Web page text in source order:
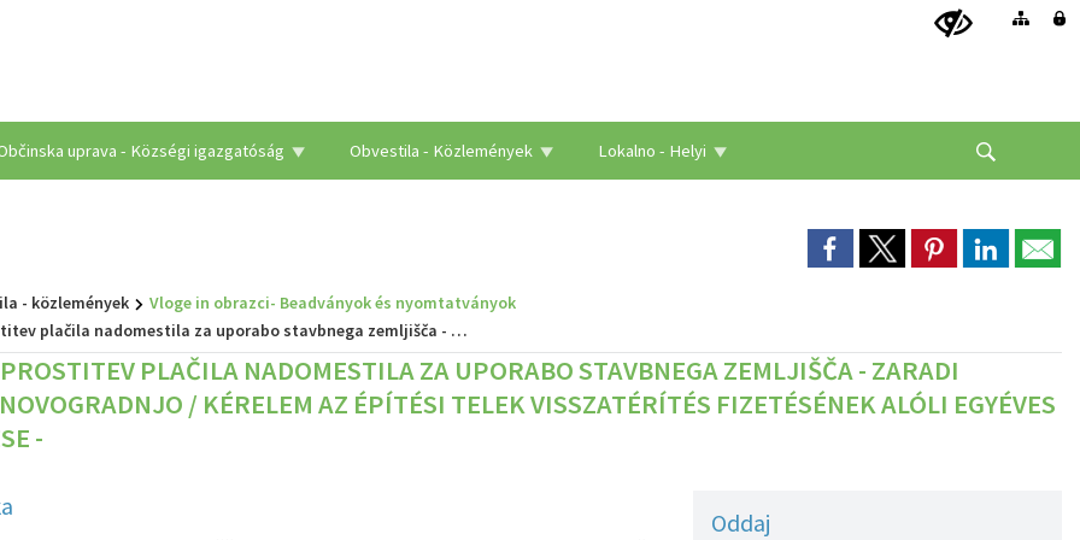
uprava - Községi igazgatóság Obvestila - Közlemények Lokalno - Helyi
- közlemények
Vloge in obrazci- Beadványok és nyomtatványok
za uporabo stavbnega zemljišča - zaradi vselitve v novogradnjo / Kérelem az építési telek visszatérítés fizetésének alóli egyéves mentesítése -
PLAČILA NADOMESTILA ZA UPORABO STAVBNEGA ZEMLJIŠČA - ZARADI
/ KÉRELEM AZ ÉPÍTÉSI TELEK VISSZATÉRÍTÉS FIZETÉSÉNEK ALÓLI EGYÉVES
-
Oddaj